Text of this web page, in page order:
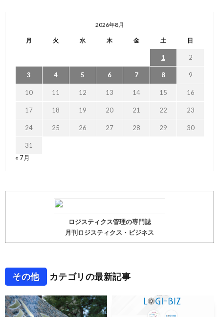
2026年8月
月 火 水 木 金 土 日
1 2
3 4 5 6 7 8 9
10 11 12 13 14 15 16
17 18 19 20 21 22 23
24 25 26 27 28 29 30
31
« 7月
ロジスティクス管理の専門誌
月刊ロジスティクス・ビジネス
その他 カテゴリの最新記事